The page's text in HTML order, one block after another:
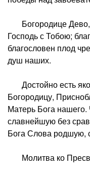
Богородице Дево,
Господь с Тобою;
благословен плод
душ наших.
Достойно есть
Богородицу,
Матерь Бога
славнейшую без
Бога Слова родшую,
Молитва ко